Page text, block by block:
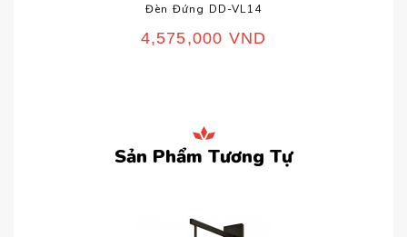
Đèn Đứng DD-VL14
4,575,000 VND
Sản Phẩm Tương Tự